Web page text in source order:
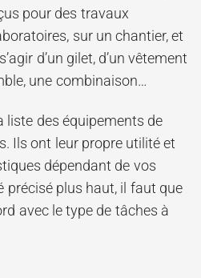
pour des travaux
sur un chantier, et
d’un gilet, d’un vêtement
une combinaison…
liste des équipements de
Ils ont leur propre utilité et
dépendant de vos
précisé plus haut, il faut que
avec le type de tâches à